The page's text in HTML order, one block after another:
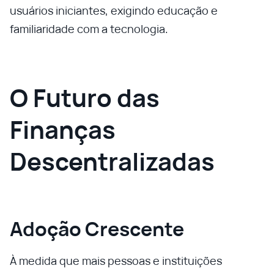
usuários iniciantes, exigindo educação e
familiaridade com a tecnologia.
O Futuro das
Finanças
Descentralizadas
Adoção Crescente
À medida que mais pessoas e instituições